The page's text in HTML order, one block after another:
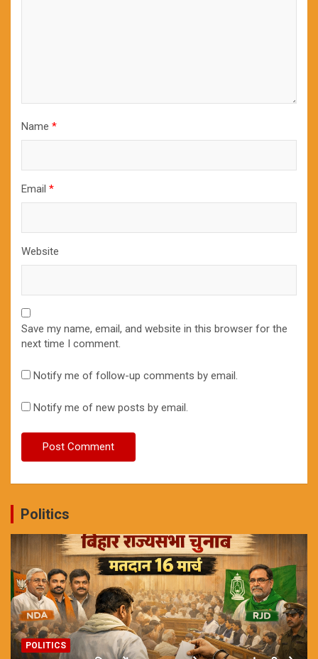
Name *
Email *
Website
Save my name, email, and website in this browser for the
next time I comment.
Notify me of follow-up comments by email.
Notify me of new posts by email.
Politics
POLITICS